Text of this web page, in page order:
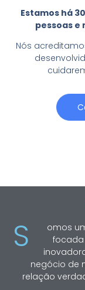
Estamos há
pessoas e
Nós
S
omos
focada
negócio de
relação